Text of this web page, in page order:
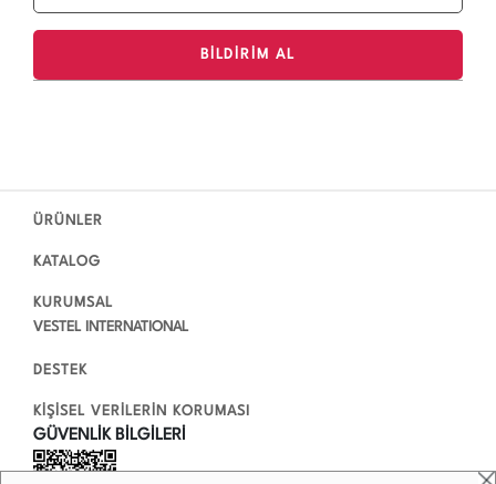
ÜRÜNLER
KATALOG
KURUMSAL
VESTEL INTERNATIONAL
DESTEK
KİŞİSEL VERİLERİN KORUMASI
GÜVENLİK BİLGİLERİ